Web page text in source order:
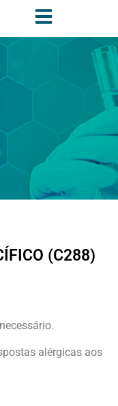
(C288)
alérgicas aos